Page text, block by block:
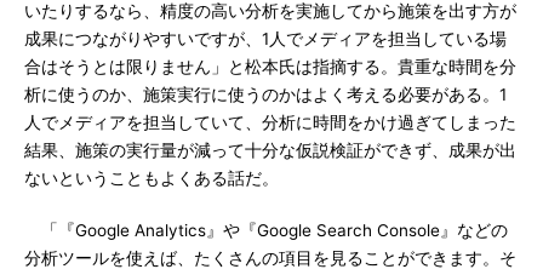
いたりするなら、精度の高い分析を実施してから施策を出す方が
成果につながりやすいですが、1人でメディアを担当している場
合はそうとは限りません」と松本氏は指摘する。貴重な時間を分
析に使うのか、施策実行に使うのかはよく考える必要がある。1
人でメディアを担当していて、分析に時間をかけ過ぎてしまった
結果、施策の実行量が減って十分な仮説検証ができず、成果が出
ないということもよくある話だ。
「『Google Analytics』や『Google Search Console』などの
分析ツールを使えば、たくさんの項目を見ることができます。そ